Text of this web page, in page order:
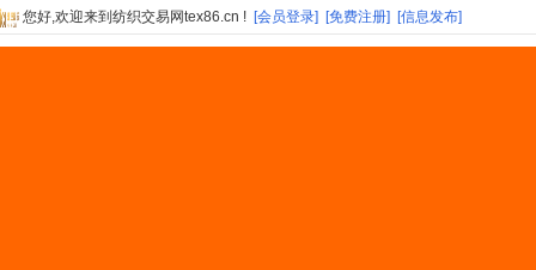
您好,欢迎来到纺织交易网tex86.cn ! [会员登录] [免费注册] [信息发布]